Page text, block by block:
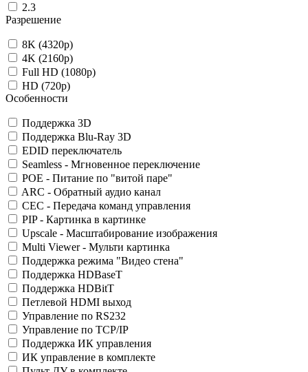
2.3
Разрешение
8K (4320p)
4K (2160p)
Full HD (1080p)
HD (720p)
Особенности
Поддержка 3D
Поддержка Blu-Ray 3D
EDID переключатель
Seamless - Мгновенное переключение
POE - Питание по "витой паре"
ARC - Обратный аудио канал
CEC - Передача команд управления
PIP - Картинка в картинке
Upscale - Масштабирование изображения
Multi Viewer - Мульти картинка
Поддержка режима "Видео стена"
Поддержка HDBaseT
Поддержка HDBitT
Петлевой HDMI выход
Управление по RS232
Управление по TCP/IP
Поддержка ИК управления
ИК управление в комплекте